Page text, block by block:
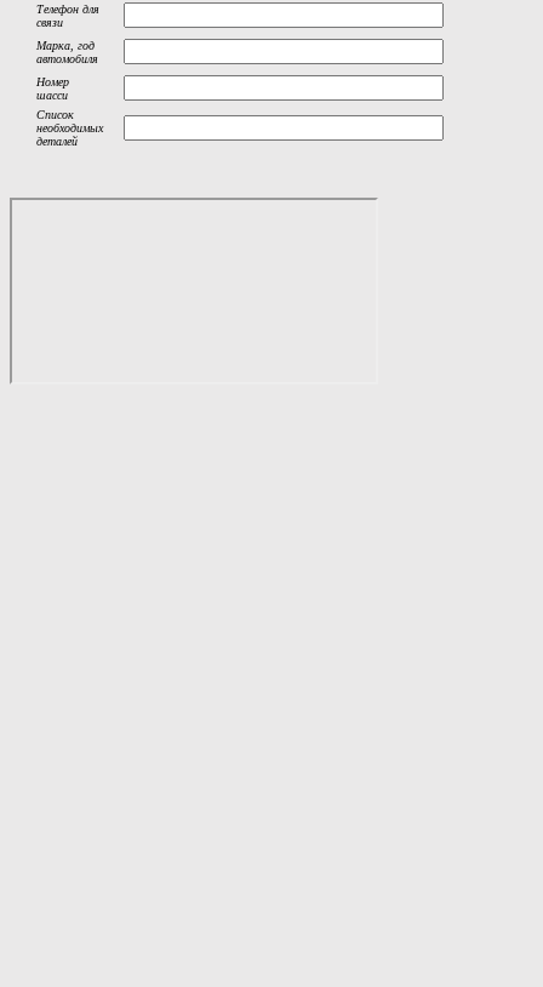
Телефон для
связи
Марка, год
автомобиля
Номер
шасси
Список
необходимых
деталей